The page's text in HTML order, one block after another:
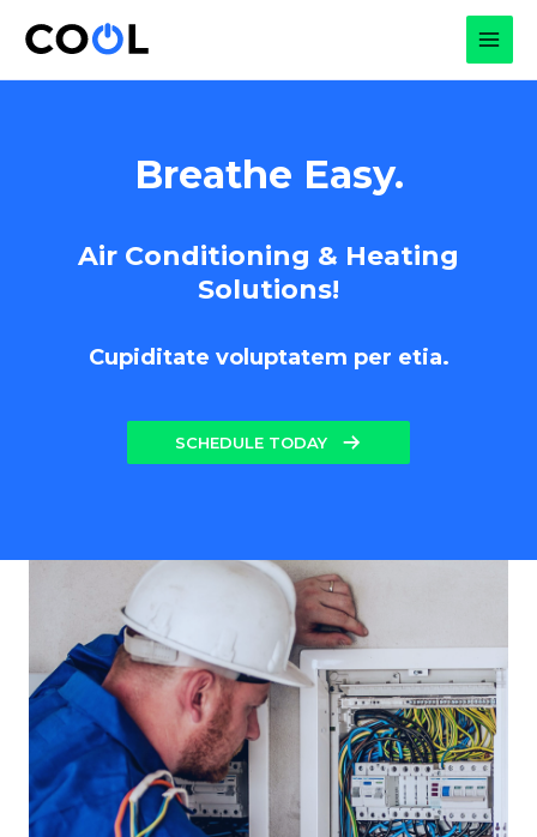
Breathe Easy.
Air Conditioning & Heating
Solutions!
Cupiditate voluptatem per etia.
SCHEDULE TODAY